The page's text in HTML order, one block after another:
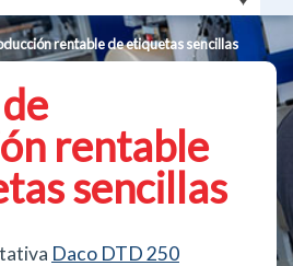
rentable de etiquetas sencillas
rentable
sencillas
Daco DTD 250